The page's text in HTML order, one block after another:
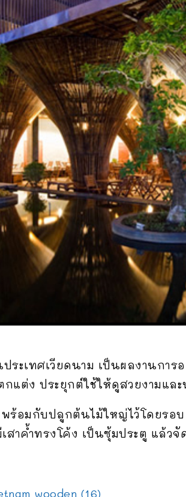
ระเทศเวียดนาม เป็นผลงานกา
แต่ง ประยุกต์ใช้ให้ดูสวยงามและ
ร้อมกับปลูกต้นไม้ใหญ่ไว้โดยรอ
าค้ำทรงโค้ง เป็นซุ้มประตู แล้วจั